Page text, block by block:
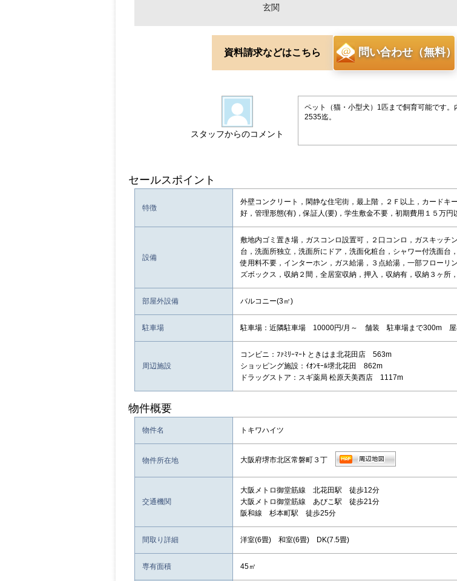
玄関
資料請求などはこちら 問い合わせ（無料）
スタッフからのコメント
ペット（猫・小型犬）1匹まで飼育可能です
2535迄。
セールスポイント
特徴
外壁コンクリート，閑静な住宅街，最上階，２Ｆ以上，カードキ
好，管理形態(有)，保証人(要)，学生敷金不要，初期費用１５万
設備
敷地内ゴミ置き場，ガスコンロ設置可，２口コンロ，ガスキッ
台，洗面所独立，洗面所にドア，洗面化粧台，シャワー付洗面台
使用料不要，インターホン，ガス給湯，３点給湯，一部フローリ
ズボックス，収納２間，全居室収納，押入，収納有，収納３ヶ所
部屋外設備 バルコニー(3㎡)
駐車場 駐車場：近隣駐車場 10000円/月～ 舗装 駐車場まで300m
周辺施設
コンビニ：ﾌｧﾐﾘｰﾏｰﾄ ときはま北花田店 563m
ショッピング施設：ｲｵﾝﾓｰﾙ堺北花田 862m
ドラッグストア：スギ薬局 松原天美西店 1117m
物件概要
物件名 トキワハイツ
物件所在地 大阪府堺市北区常磐町３丁
交通機関
大阪メトロ御堂筋線 北花田駅 徒歩12分
大阪メトロ御堂筋線 あびこ駅 徒歩21分
阪和線 杉本町駅 徒歩25分
間取り詳細 洋室(6畳) 和室(6畳) DK(7.5畳)
専有面積 45㎡